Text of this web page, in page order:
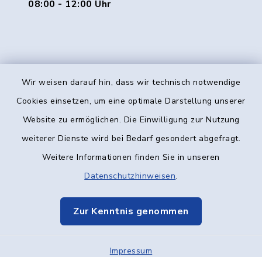
Wir weisen darauf hin, dass wir technisch notwendige
Cookies einsetzen, um eine optimale Darstellung unserer
Website zu ermöglichen. Die Einwilligung zur Nutzung
weiterer Dienste wird bei Bedarf gesondert abgefragt.
Weitere Informationen finden Sie in unseren
Datenschutzhinweisen.
Zur Kenntnis genommen
Impressum
08:00 - 12:00 Uhr
Kontakt
Datenschutz
Elektronische Kommunikation
Sitemap